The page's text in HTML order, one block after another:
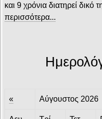
και 9 χρόνια διατηρεί
περισσότερα...
« Αύγουστος 2026